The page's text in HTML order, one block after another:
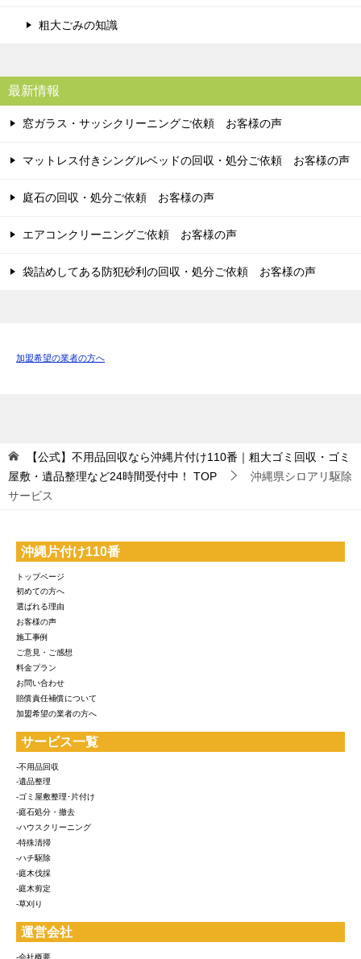
粗大ごみの知識
最新情報
窓ガラス・サッシクリーニングご依頼 お客様の声
マットレス付きシングルベッドの回収・処分ご依頼 お客様の声
庭石の回収・処分ご依頼 お客様の声
エアコンクリーニングご依頼 お客様の声
袋詰めしてある防犯砂利の回収・処分ご依頼 お客様の声
加盟希望の業者の方へ
【公式】不用品回収なら沖縄片付け110番｜粗大ゴミ回収・ゴミ
屋敷・遺品整理など24時間受付中！
TOP
沖縄県シロアリ駆除
サービス
沖縄片付け110番
トップページ
初めての方へ
選ばれる理由
お客様の声
施工事例
ご意見・ご感想
料金プラン
お問い合わせ
賠償責任補償について
加盟希望の業者の方へ
サービス一覧
-不用品回収
-遺品整理
-ゴミ屋敷整理･片付け
-庭石処分・撤去
-ハウスクリーニング
-特殊清掃
-ハチ駆除
-庭木伐採
-庭木剪定
-草刈り
運営会社
-会社概要